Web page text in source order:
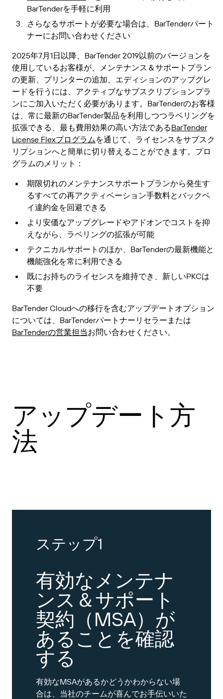
BarTenderを手軽に利用
さらなるサポートが必要な場合は、BarTenderパート
ナーにお問い合わせください
2025年7月1日以降、BarTender 2019以前のバージョンを
使用しているお客様が、メンテナンス＆サポートプラン
の更新、プリンターの追加、エディションのアップグレ
ードを行うには、アクティブなサブスクリプションプラ
ンにご加入いただく必要があります。BarTenderのお客様
は、常に最新のBarTender製品を利用しつつラベリングを
拡張できる、最も費用効果の高い方法であるBarTender
License Flexプログラムを通じて、ライセンスをサブスク
リプションへと簡単に切り替えることができます。プロ
グラムのメリット：
期限切れのメンテナンスサポートプランから発生す
るすべての再アクティベーション手数料とバックペ
イ違約金を回避できる
より安価なアップグレードやアドオンでコストを抑
えながら、ラベリングの拡張が可能
テクニカルサポートのほか、BarTenderの最新機能と
機能強化を常に利用できる
既にお持ちのライセンスを維持でき、新しいPKCは
不要
BarTender Cloudへの移行を含むアップデートオプション
については、BarTenderパートナーリセラーまたは
BarTenderの営業担当お問い合わせください。
アップデート方
法
ステップ1
有効なメンテナ
ンス＆サポート
契約（MSA）が
あることを確認
する
有効なMSAがあるかどうかわからない場
合は、当社のチームが喜んでお手伝いいた